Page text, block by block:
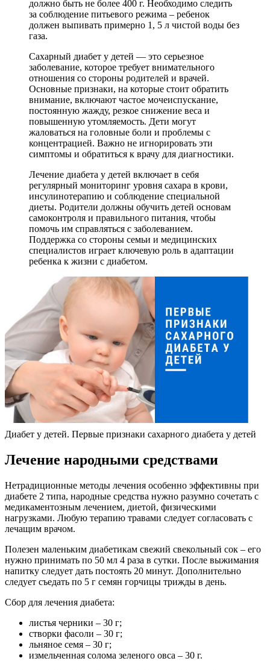
должно быть не более 400 г. Необходимо следить
за соблюдение питьевого режима – ребенок
должен выпивать примерно 1, 5 л чистой воды без
газа.
Сахарный диабет у детей — это серьезное
заболевание, которое требует внимательного
отношения со стороны родителей и врачей.
Основные признаки, на которые стоит обратить
внимание, включают частое мочеиспускание,
постоянную жажду, резкое снижение веса и
повышенную утомляемость. Дети могут
жаловаться на головные боли и проблемы с
концентрацией. Важно не игнорировать эти
симптомы и обратиться к врачу для диагностики.
Лечение диабета у детей включает в себя
регулярный мониторинг уровня сахара в крови,
инсулинотерапию и соблюдение специальной
диеты. Родители должны обучить детей основам
самоконтроля и правильного питания, чтобы
помочь им справляться с заболеванием.
Поддержка со стороны семьи и медицинских
специалистов играет ключевую роль в адаптации
ребенка к жизни с диабетом.
Диабет у детей. Первые признаки сахарного диабета у детей
Лечение народными средствами
Нетрадиционные методы лечения особенно эффективны при
диабете 2 типа, народные средства нужно разумно сочетать с
медикаментозным лечением, диетой, физическими
нагрузками. Любую терапию травами следует согласовать с
лечащим врачом.
Полезен маленьким диабетикам свежий свекольный сок – его
нужно принимать по 50 мл 4 раза в сутки. После выжимания
напитку следует дать постоять 20 минут. Дополнительно
следует съедать по 5 г семян горчицы трижды в день.
Сбор для лечения диабета:
листья черники – 30 г;
створки фасоли – 30 г;
льняное семя – 30 г;
измельченная солома зеленого овса – 30 г.